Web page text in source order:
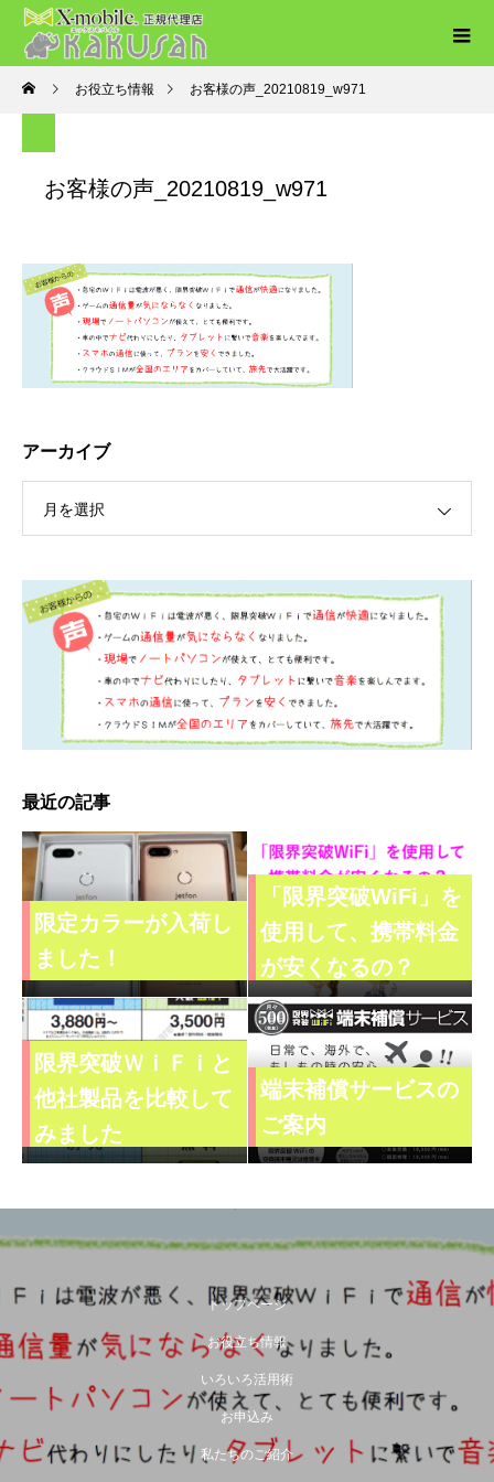
お役立ち情報 お客様の声_20210819_w971
お客様の声_20210819_w971
アーカイブ
月を選択
最近の記事
限定カラーが入荷し
ました！
「限界突破WiFi」を
使用して、携帯料金
が安くなるの？
限界突破ＷｉＦｉと
他社製品を比較して
みました
端末補償サービスの
ご案内
トップページ
お役立ち情報
いろいろ活用術
お申込み
私たちのご紹介